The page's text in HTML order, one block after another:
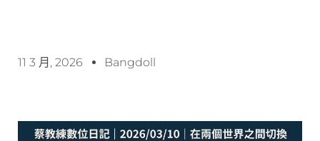
11 3 月, 2026 Bangdoll